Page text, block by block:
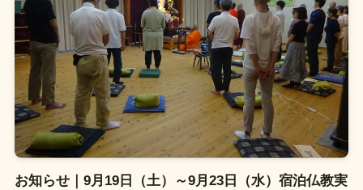
お知らせ｜9月19日（土）～9月23日（水）宿泊仏教実